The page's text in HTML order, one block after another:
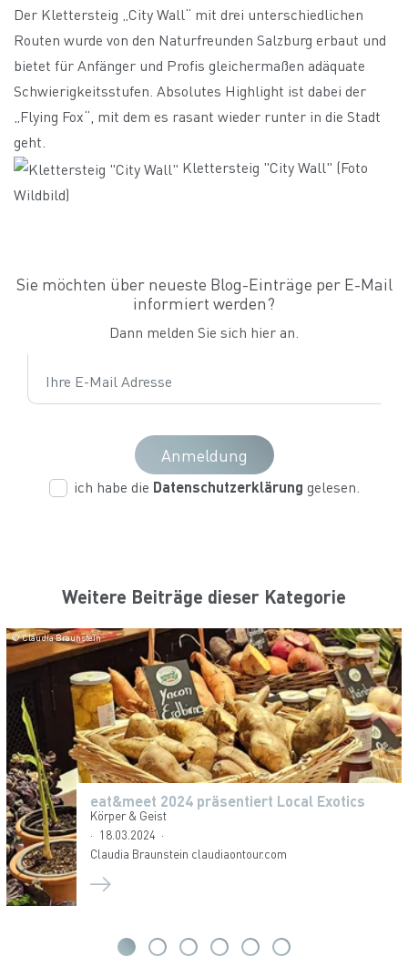
Der Klettersteig „City Wall“ mit drei unterschiedlichen
Routen wurde von den Naturfreunden Salzburg erbaut und
bietet für Anfänger und Profis gleichermaßen adäquate
Schwierigkeitsstufen. Absolutes Highlight ist dabei der
„Flying Fox“, mit dem es rasant wieder runter in die Stadt
geht.
Klettersteig "City Wall" (Foto
Wildbild)
Sie möchten über neueste Blog-Einträge per E-Mail
informiert werden?
Dann melden Sie sich hier an.
Anmeldung
ich habe die Datenschutzerklärung gelesen.
Weitere Beiträge dieser Kategorie
© Claudia Braunstein
eat&meet 2024 präsentiert Local Exotics
Körper & Geist
18.03.2024
Claudia Braunstein claudiaontour.com